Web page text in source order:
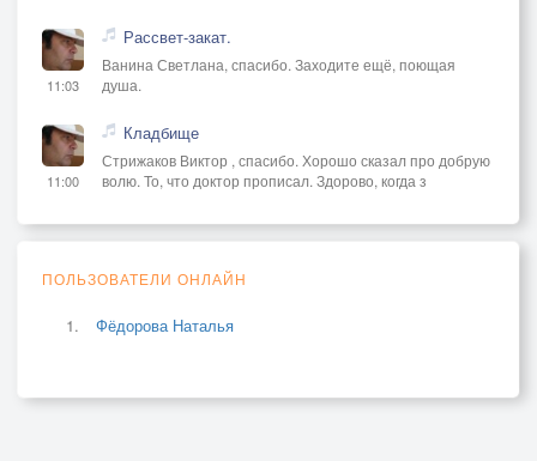
11:03
Рассвет-закат.
Ванина Светлана, спасибо. Заходите ещё, поющая
душа.
11:00
Кладбище
Стрижаков Виктор , спасибо. Хорошо сказал про добрую
волю. То, что доктор прописал. Здорово, когда з
ПОЛЬЗОВАТЕЛИ ОНЛАЙН
Фёдорова Наталья